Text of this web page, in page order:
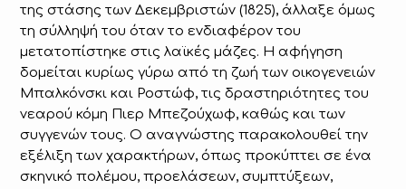
της στάσης των Δεκεμβριστών (1825), άλλαξε όμως
τη σύλληψή του όταν το ενδιαφέρον του
μετατοπίστηκε στις λαϊκές μάζες. Η αφήγηση
δομείται κυρίως γύρω από τη ζωή των οικογενειών
Μπαλκόνσκι και Ροστώφ, τις δραστηριότητες του
νεαρού κόμη Πιερ Μπεζούχωφ, καθώς και των
συγγενών τους. Ο αναγνώστης παρακολουθεί την
εξέλιξη των χαρακτήρων, όπως προκύπτει σε ένα
σκηνικό πολέμου, προελάσεων, συμπτύξεων,